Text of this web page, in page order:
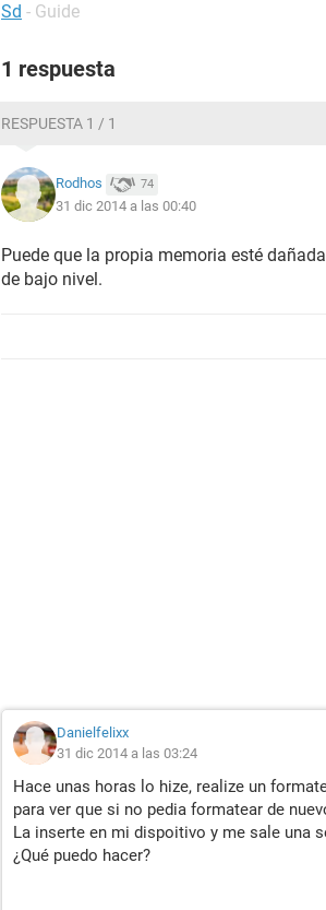
Sd - Guide
1 respuesta
RESPUESTA 1 / 1
Rodhos 74
31 dic 2014 a las 00:40
Puede que la propia memoria esté
de bajo nivel.
Danielfelixx
31 dic 2014 a las 03:24
Hace unas horas lo hize, realize un
para ver que si no pedia formatear de
La inserte en mi dispoitivo y me sale una
¿Qué puedo hacer?